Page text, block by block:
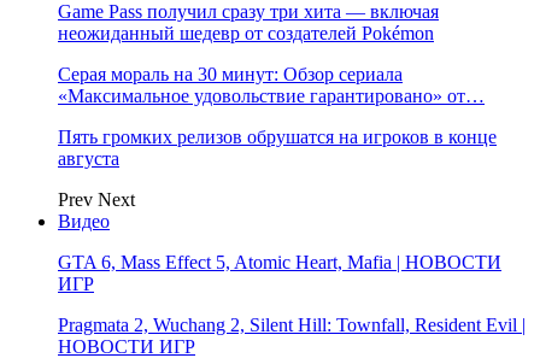
Game Pass получил сразу три хита — включая
неожиданный шедевр от создателей Pokémon
Серая мораль на 30 минут: Обзор сериала
«Максимальное удовольствие гарантировано» от…
Пять громких релизов обрушатся на игроков в конце
августа
Prev Next
Видео
GTA 6, Mass Effect 5, Atomic Heart, Mafia | НОВОСТИ
ИГР
Pragmata 2, Wuchang 2, Silent Hill: Townfall, Resident Evil |
НОВОСТИ ИГР